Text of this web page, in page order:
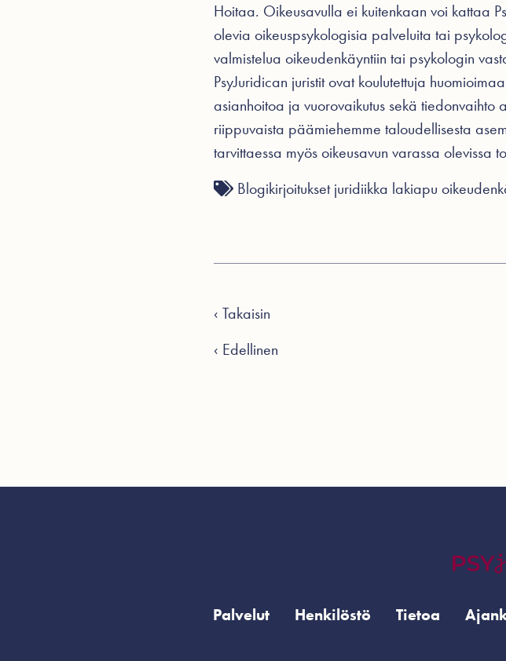
Hoitaa. Oikeusavulla ei kuitenkaan voi kattaa
olevia oikeuspsykologisia palveluita tai
valmistelua oikeudenkäyntiin tai psykologin
PsyJuridican juristit ovat koulutettuja
asianhoitoa ja vuorovaikutus sekä
riippuvaista päämiehemme taloudellisesta
tarvittaessa myös oikeusavun varassa olevissa
Blogikirjoitukset juridiikka lakiapu
‹ Takaisin
‹ Edellinen
Palvelut Henkilöstö Tietoa